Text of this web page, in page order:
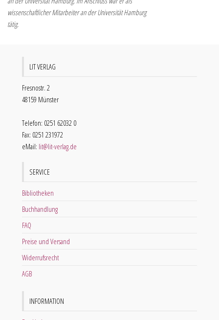
wissenschaftlicher Mitarbeiter an der Universität Hamburg
tätig.
LIT VERLAG
Fresnostr. 2
48159 Münster
Telefon: 0251 62032 0
Fax: 0251 231972
eMail: lit@lit-verlag.de
SERVICE
Bibliotheken
Buchhandlung
FAQ
Preise und Versand
Widerrufsrecht
AGB
INFORMATION